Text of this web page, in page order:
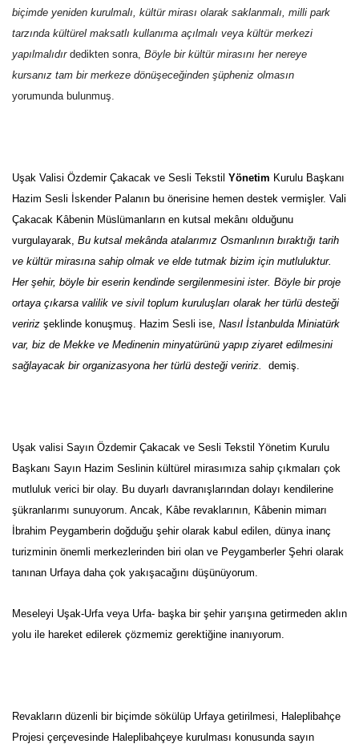
biçimde yeniden kurulmalı, kültür mirası olarak saklanmalı, milli park
tarzında kültürel maksatlı kullanıma açılmalı veya kültür merkezi
yapılmalıdır dedikten sonra, Böyle bir kültür mirasını her nereye
kursanız tam bir merkeze dönüşeceğinden şüpheniz olmasın
yorumunda bulunmuş.
Uşak Valisi Özdemir Çakacak ve Sesli Tekstil Yönetim Kurulu Başkanı
Hazim Sesli İskender Palanın bu önerisine hemen destek vermişler. Vali
Çakacak Kâbenin Müslümanların en kutsal mekânı olduğunu
vurgulayarak, Bu kutsal mekânda atalarımız Osmanlının bıraktığı tarih
ve kültür mirasına sahip olmak ve elde tutmak bizim için mutluluktur.
Her şehir, böyle bir eserin kendinde sergilenmesini ister. Böyle bir proje
ortaya çıkarsa valilik ve sivil toplum kuruluşları olarak her türlü desteği
veririz şeklinde konuşmuş. Hazim Sesli ise, Nasıl İstanbulda Miniatürk
var, biz de Mekke ve Medinenin minyatürünü yapıp ziyaret edilmesini
sağlayacak bir organizasyona her türlü desteği veririz.  demiş.
Uşak valisi Sayın Özdemir Çakacak ve Sesli Tekstil Yönetim Kurulu
Başkanı Sayın Hazim Seslinin kültürel mirasımıza sahip çıkmaları çok
mutluluk verici bir olay. Bu duyarlı davranışlarından dolayı kendilerine
şükranlarımı sunuyorum. Ancak, Kâbe revaklarının, Kâbenin mimarı
İbrahim Peygamberin doğduğu şehir olarak kabul edilen, dünya inanç
turizminin önemli merkezlerinden biri olan ve Peygamberler Şehri olarak
tanınan Urfaya daha çok yakışacağını düşünüyorum.
Meseleyi Uşak-Urfa veya Urfa- başka bir şehir yarışına getirmeden aklın
yolu ile hareket edilerek çözmemiz gerektiğine inanıyorum.
Revakların düzenli bir biçimde sökülüp Urfaya getirilmesi, Haleplibahçe
Projesi çerçevesinde Haleplibahçeye kurulması konusunda sayın